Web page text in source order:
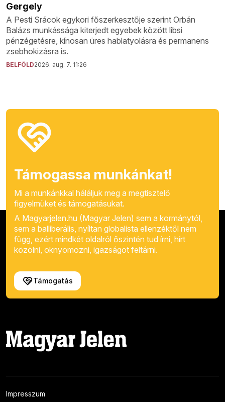
Gergely
A Pesti Srácok egykori főszerkesztője szerint Orbán
Balázs munkássága kiterjedt egyebek között libsi
pénzégetésre, kínosan üres hablatyolásra és permanens
zsebhokizásra is.
BELFÖLD2026. aug. 7. 11:26
Támogassa munkánkat!
Mi a munkánkkal háláljuk meg a megtisztelő
figyelmüket és támogatásukat.
A Magyarjelen.hu (Magyar Jelen) sem a kormánytól,
sem a balliberális, nyíltan globalista ellenzéktől nem
függ, ezért mindkét oldalról őszintén tud írni, hírt
közölni, oknyomozni, igazságot feltárni.
Támogatás
Impresszum